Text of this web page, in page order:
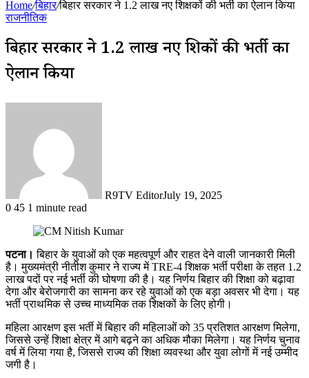
Home/बिहार/बिहार सरकार ने 1.2 लाख नए शिक्षकों की भर्ती का ऐलान किया
राजनीतिक
बिहार सरकार ने 1.2 लाख नए शिक्षकों की भर्ती का
ऐलान किया
R9TV EditorJuly 19, 2025
0 45 1 minute read
पटना। बिहार के युवाओं को एक महत्वपूर्ण और राहत देने वाली जानकारी मिली
है। मुख्यमंत्री नीतीश कुमार ने राज्य में TRE-4 शिक्षक भर्ती परीक्षा के तहत 1.2
लाख पदों पर नई भर्ती की घोषणा की है। यह निर्णय बिहार की शिक्षा को बढ़ावा
देगा और बेरोजगारी का सामना कर रहे युवाओं को एक बड़ा अवसर भी देगा। यह
भर्ती प्राथमिक से उच्च माध्यमिक तक शिक्षकों के लिए होगी।
महिला आरक्षण इस भर्ती में बिहार की महिलाओं को 35 प्रतिशत आरक्षण मिलेगा,
जिससे उन्हें शिक्षा क्षेत्र में आगे बढ़ने का अधिक मौका मिलेगा। यह निर्णय चुनाव
वर्ष में लिया गया है, जिससे राज्य की शिक्षा व्यवस्था और युवा लोगों में नई उम्मीद
जगी है।